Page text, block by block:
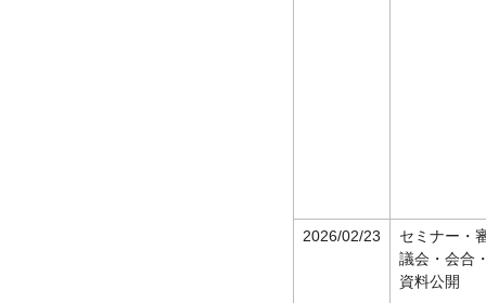
2026/02/23
セミナー・
議会・会合
資料公開